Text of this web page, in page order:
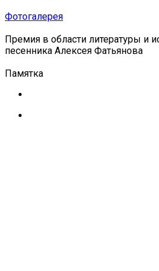
Фотогалерея
Премия в области литературы и
песенника Алексея Фатьянова
Памятка